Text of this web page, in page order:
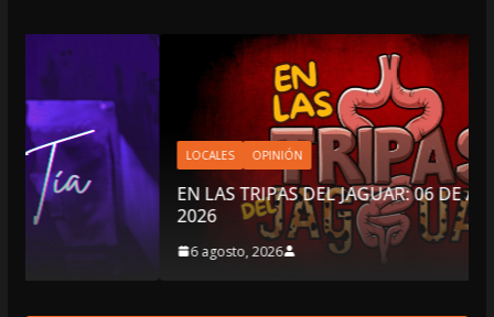
LOCALES OPINIÓN
EN LAS TRIPAS DEL JAGUAR: 06 DE AGOSTO DE
2026
6 agosto, 2026